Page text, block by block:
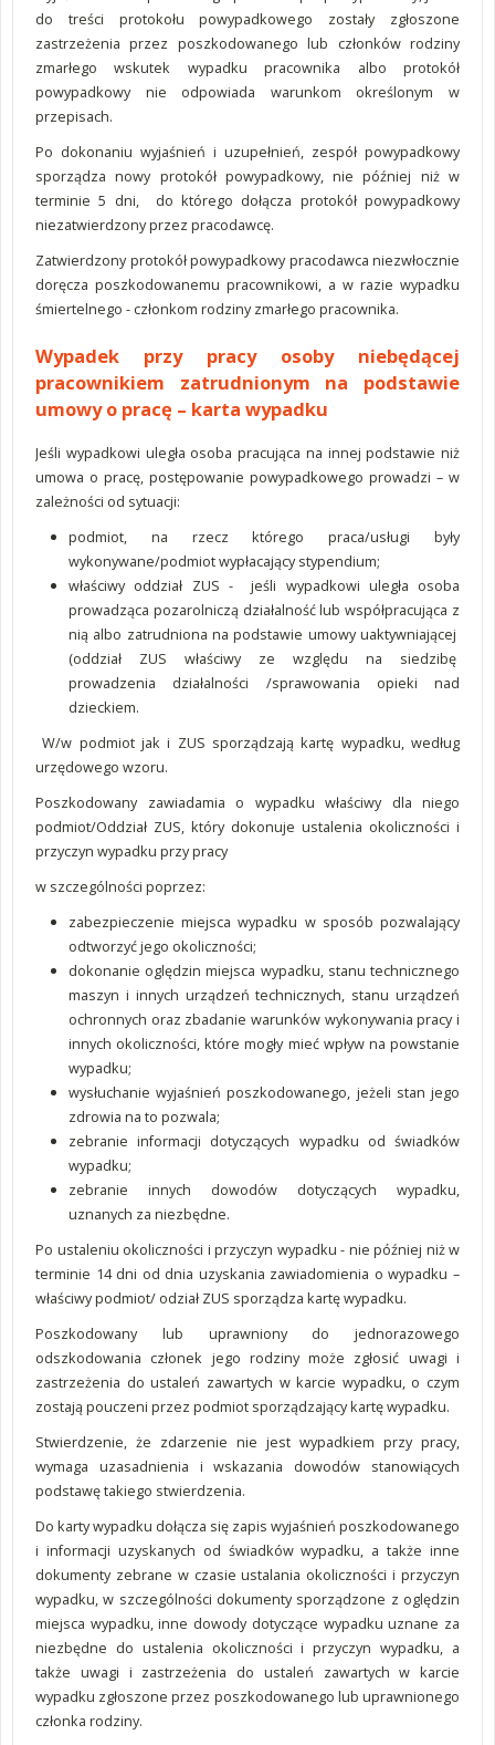
do treści protokołu powypadkowego zostały zgłoszone
zastrzeżenia przez poszkodowanego lub członków rodziny
zmarłego wskutek wypadku pracownika albo protokół
powypadkowy nie odpowiada warunkom określonym w
przepisach.
Po dokonaniu wyjaśnień i uzupełnień, zespół powypadkowy
sporządza nowy protokół powypadkowy, nie później niż w
terminie 5 dni, do którego dołącza protokół powypadkowy
niezatwierdzony przez pracodawcę.
Zatwierdzony protokół powypadkowy pracodawca niezwłocznie
doręcza poszkodowanemu pracownikowi, a w razie wypadku
śmiertelnego - członkom rodziny zmarłego pracownika.
Wypadek przy pracy osoby niebędącej
pracownikiem zatrudnionym na podstawie
umowy o pracę – karta wypadku
Jeśli wypadkowi uległa osoba pracująca na innej podstawie niż
umowa o pracę, postępowanie powypadkowego prowadzi – w
zależności od sytuacji:
podmiot, na rzecz którego praca/usługi były
wykonywane/podmiot wypłacający stypendium;
właściwy oddział ZUS - jeśli wypadkowi uległa osoba
prowadząca pozarolniczą działalność lub współpracująca z
nią albo zatrudniona na podstawie umowy uaktywniającej
(oddział ZUS właściwy ze względu na siedzibę
prowadzenia działalności /sprawowania opieki nad
dzieckiem.
W/w podmiot jak i ZUS sporządzają kartę wypadku, według
urzędowego wzoru.
Poszkodowany zawiadamia o wypadku właściwy dla niego
podmiot/Oddział ZUS, który dokonuje ustalenia okoliczności i
przyczyn wypadku przy pracy
w szczególności poprzez:
zabezpieczenie miejsca wypadku w sposób pozwalający
odtworzyć jego okoliczności;
dokonanie oględzin miejsca wypadku, stanu technicznego
maszyn i innych urządzeń technicznych, stanu urządzeń
ochronnych oraz zbadanie warunków wykonywania pracy i
innych okoliczności, które mogły mieć wpływ na powstanie
wypadku;
wysłuchanie wyjaśnień poszkodowanego, jeżeli stan jego
zdrowia na to pozwala;
zebranie informacji dotyczących wypadku od świadków
wypadku;
zebranie innych dowodów dotyczących wypadku,
uznanych za niezbędne.
Po ustaleniu okoliczności i przyczyn wypadku - nie później niż w
terminie 14 dni od dnia uzyskania zawiadomienia o wypadku –
właściwy podmiot/ odział ZUS sporządza kartę wypadku.
Poszkodowany lub uprawniony do jednorazowego
odszkodowania członek jego rodziny może zgłosić uwagi i
zastrzeżenia do ustaleń zawartych w karcie wypadku, o czym
zostają pouczeni przez podmiot sporządzający kartę wypadku.
Stwierdzenie, że zdarzenie nie jest wypadkiem przy pracy,
wymaga uzasadnienia i wskazania dowodów stanowiących
podstawę takiego stwierdzenia.
Do karty wypadku dołącza się zapis wyjaśnień poszkodowanego
i informacji uzyskanych od świadków wypadku, a także inne
dokumenty zebrane w czasie ustalania okoliczności i przyczyn
wypadku, w szczególności dokumenty sporządzone z oględzin
miejsca wypadku, inne dowody dotyczące wypadku uznane za
niezbędne do ustalenia okoliczności i przyczyn wypadku, a
także uwagi i zastrzeżenia do ustaleń zawartych w karcie
wypadku zgłoszone przez poszkodowanego lub uprawnionego
członka rodziny.